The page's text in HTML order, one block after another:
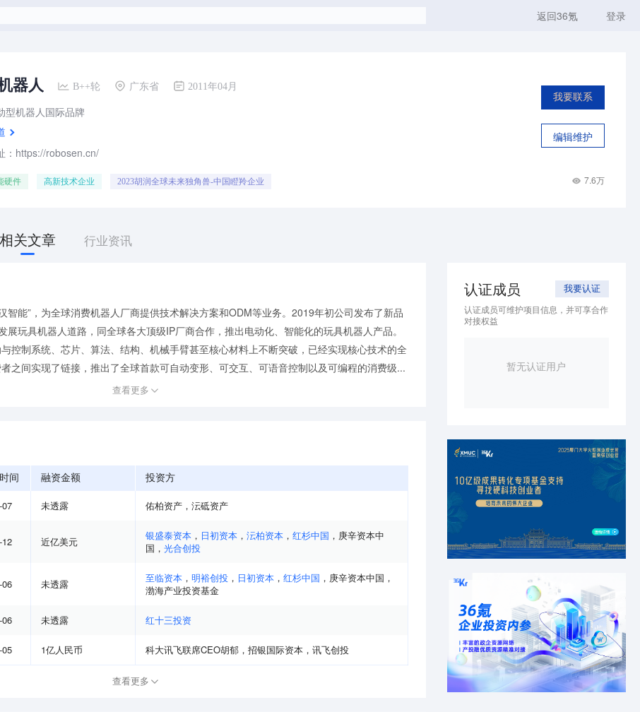
返回36氪 登录
器人 B++轮 广东省 2011年04月
型机器人国际品牌
：https://robosen.cn/
我要联系
编辑维护
硬件 高新技术企业 2023胡润全球未来独角兽-中国瞪羚企业 7.6万
相关文章 行业资讯
智能”，为全球消费机器人厂商提供技术解决方案和ODM等业务。2019年初公司发布了新品
展玩具机器人道路，同全球各大顶级IP厂商合作，推出电动化、智能化的玩具机器人产品。
控制系统、芯片、算法、结构、机械手臂甚至核心材料上不断突破，已经实现核心技术的全
之间实现了链接，推出了全球首款可自动变形、可交互、可语音控制以及可编程的消费级...
查看更多
间 融资金额 投资方
未透露 佑柏资产 ， 沄砥资产
近亿美元 银盛泰资本 ， 日初资本 ， 沄柏资本 ， 红杉中国 ， 庚辛资本中
国 ， 光合创投
未透露 至临资本 ， 明裕创投 ， 日初资本 ， 红杉中国 ， 庚辛资本中国 ，
渤海产业投资基金
未透露 红十三投资
1亿人民币 科大讯飞联席CEO胡郁 ， 招银国际资本 ， 讯飞创投
查看更多
认证成员 我要认证
认证成员可维护项目信息，并可享合作
对接权益
暂无认证用户